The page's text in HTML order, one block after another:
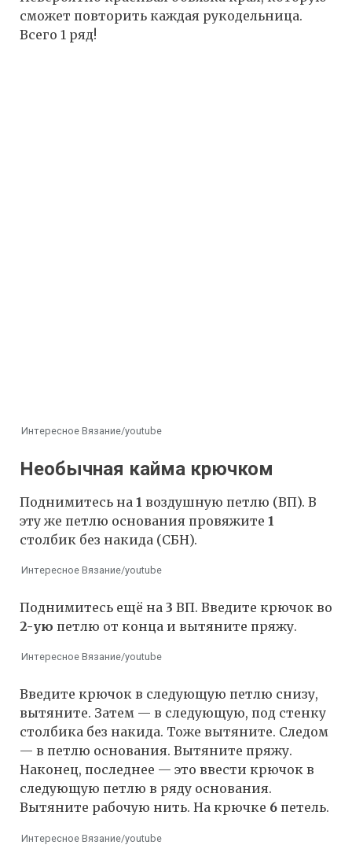
сможет повторить каждая рукодельница.
Всего 1 ряд!
Интересное Вязание/youtube
Необычная кайма крючком
Поднимитесь на 1 воздушную петлю (ВП). В
эту же петлю основания провяжите 1
столбик без накида (СБН).
Интересное Вязание/youtube
Поднимитесь ещё на 3 ВП. Введите крючок во
2-ую петлю от конца и вытяните пряжу.
Интересное Вязание/youtube
Введите крючок в следующую петлю снизу,
вытяните. Затем — в следующую, под стенку
столбика без накида. Тоже вытяните. Следом
— в петлю основания. Вытяните пряжу.
Наконец, последнее — это ввести крючок в
следующую петлю в ряду основания.
Вытяните рабочую нить. На крючке 6 петель.
Интересное Вязание/youtube